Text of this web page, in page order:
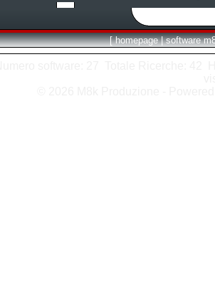
[ homepage | software